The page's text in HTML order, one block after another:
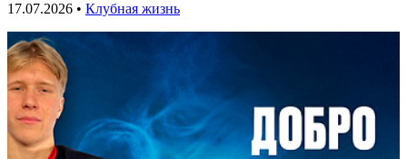
17.07.2026 • Клубная жизнь